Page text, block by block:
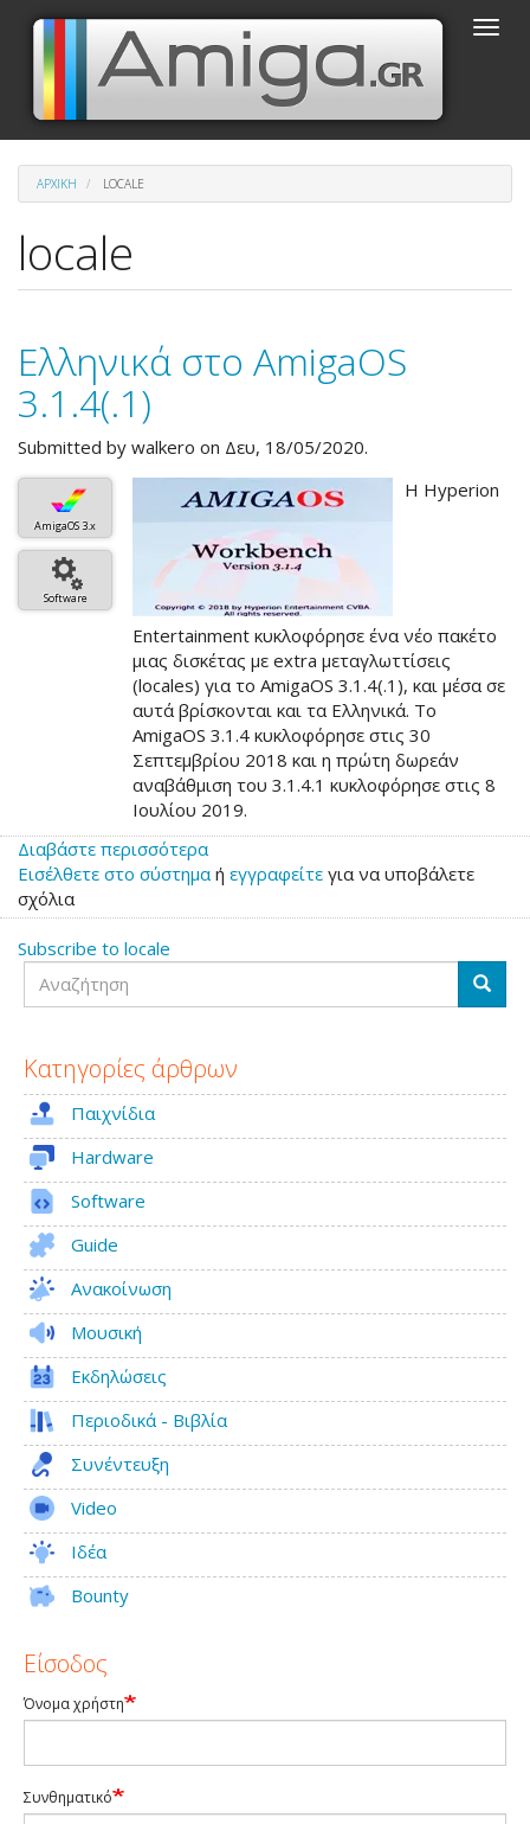
Παράκαμψη
κυρίως
περιεχόμενο
Toggle
ΑΡΧΙΚΉ LOCALE
locale
Ελληνικά στο AmigaOS
3.1.4(.1)
Submitted by walkero on Δευ, 18/05/2020.
AmigaOS 3.x
Software
Η Hyperion
Entertainment κυκλοφόρησε ένα νέο πακέτο
μιας δισκέτας με extra μεταγλωττίσεις
(locales) για το AmigaOS 3.1.4(.1), και μέσα σε
αυτά βρίσκονται και τα Ελληνικά. Το
AmigaOS 3.1.4 κυκλοφόρησε στις 30
Σεπτεμβρίου 2018 και η πρώτη δωρεάν
αναβάθμιση του 3.1.4.1 κυκλοφόρησε στις 8
Ιουλίου 2019.
Διαβάστε περισσότερα
το
στο
Εισέλθετε στο σύστημα ή εγγραφείτε για να υποβάλετε
σχόλια
Subscribe to locale
Αναζήτηση
Κατηγορίες άρθρων
Παιχνίδια
Hardware
Software
Guide
Ανακοίνωση
Μουσική
Εκδηλώσεις
Περιοδικά - Βιβλία
Συνέντευξη
Video
Ιδέα
Bounty
Είσοδος
Όνομα χρήστη
Συνθηματικό